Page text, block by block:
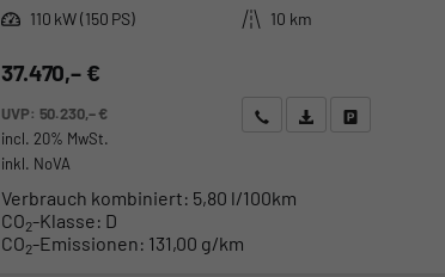
Leistung 110 kW (150 PS) Kilometerstand 10 km
37.470,– €
UVP: 50.230,– €
incl. 20% MwSt.
inkl. NoVA
Wir rufen Sie anAngebot drucken (PDF)
Verbrauch kombiniert: 5,80 l/100km
CO2-Klasse: D
CO2-Emissionen: 131,00 g/km